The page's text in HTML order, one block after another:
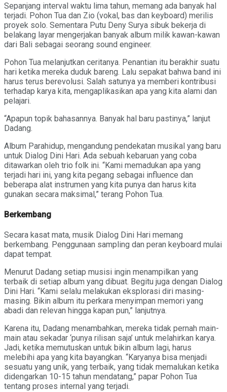
Sepanjang interval waktu lima tahun, memang ada banyak hal
terjadi. Pohon Tua dan Zio (vokal, bas dan keyboard) merilis
proyek solo. Sementara Putu Deny Surya sibuk bekerja di
belakang layar mengerjakan banyak album milik kawan-kawan
dari Bali sebagai seorang sound engineer.
Pohon Tua melanjutkan ceritanya. Penantian itu berakhir suatu
hari ketika mereka duduk bareng. Lalu sepakat bahwa band ini
harus terus berevolusi. Salah satunya ya memberi kontribusi
terhadap karya kita, mengaplikasikan apa yang kita alami dan
pelajari.
“Apapun topik bahasannya. Banyak hal baru pastinya,” lanjut
Dadang.
Album Parahidup, mengandung pendekatan musikal yang baru
untuk Dialog Dini Hari. Ada sebuah kebaruan yang coba
ditawarkan oleh trio folk ini. “Kami memadukan apa yang
terjadi hari ini, yang kita pegang sebagai influence dan
beberapa alat instrumen yang kita punya dan harus kita
gunakan secara maksimal,” terang Pohon Tua.
Berkembang
Secara kasat mata, musik Dialog Dini Hari memang
berkembang. Penggunaan sampling dan peran keyboard mulai
dapat tempat.
Menurut Dadang setiap musisi ingin menampilkan yang
terbaik di setiap album yang dibuat. Begitu juga dengan Dialog
Dini Hari. “Kami selalu melakukan eksplorasi diri masing-
masing. Bikin album itu perkara menyimpan memori yang
abadi dan relevan hingga kapan pun,” lanjutnya.
Karena itu, Dadang menambahkan, mereka tidak pernah main-
main atau sekadar ‘punya rilisan saja’ untuk melahirkan karya.
Jadi, ketika memutuskan untuk bikin album lagi, harus
melebihi apa yang kita bayangkan. “Karyanya bisa menjadi
sesuatu yang unik, yang terbaik, yang tidak memalukan ketika
didengarkan 10-15 tahun mendatang,” papar Pohon Tua
tentang proses internal yang terjadi.